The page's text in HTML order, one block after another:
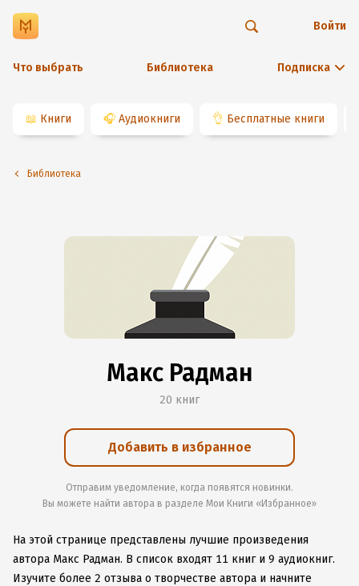
Что выбрать Библиотека Подписка
Войти
📖 Книги 🎧 Аудиокниги 👌 Бесплатные книги
Библиотека
Макс Радман
20 книг
Добавить в избранное
Отправим уведомление, когда появятся новинки.
Вы можете найти автора в разделе Мои Книги «Избранное»
На этой странице представлены лучшие произведения
автора Макс Радман. В список входят 11 книг и 9 аудиокниг.
Изучите более 2 отзыва о творчестве автора и начните